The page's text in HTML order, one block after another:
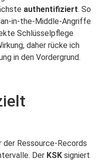
authentifiziert. So
in-the-Middle-Angriffe
Schlüsselpflege
daher rücke ich
in den Vordergrund.
der Ressource-Records
Der KSK signiert